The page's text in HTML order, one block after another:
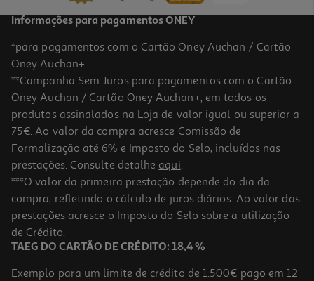
L2P1
Bebida Isotónica Enervit Lima/ Limão 250ml
7.96 €/Lt
1,99 €
Informações para pagamentos ONEY
*para pagamentos com o Cartão Oney Auchan / Cartão
Oney Auchan+.
**Campanha Sem Juros para pagamentos com o Cartão
Oney Auchan / Cartão Oney Auchan+, em todos os
produtos assinalados na Loja de valor igual ou superior a
75€. Ao valor da compra acresce Comissão de
Formalização até 6% e Imposto do Selo, incluídos nas
prestações. Consulte detalhe aqui.
***O valor da primeira prestação depende do dia da
compra, refletindo o cálculo de juros diários. Ao valor das
prestações acresce o Imposto do Selo sobre a utilização
de Crédito.
TAEG DO CARTÃO DE CRÉDITO: 18,4 %
Exemplo para um limite de crédito de 1.500€ pago em 12